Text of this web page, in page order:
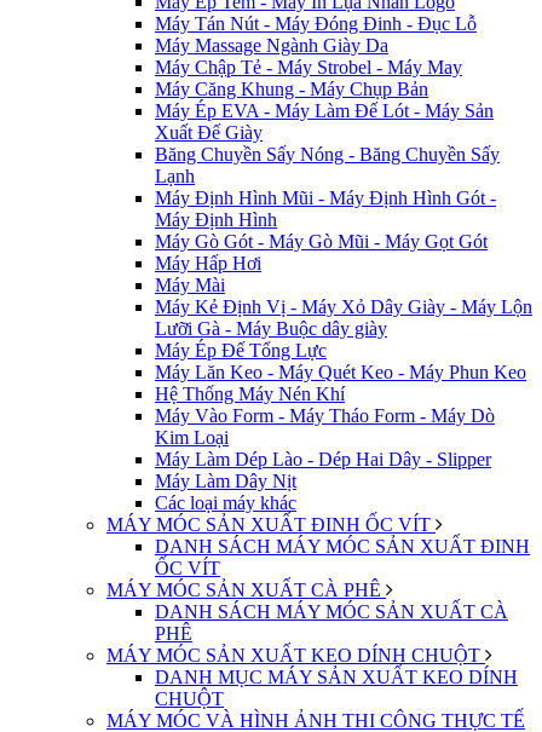
Máy Tán Nút - Máy Đóng Đinh - Đục Lỗ
Máy Massage Ngành Giày Da
Máy Chập Tẻ - Máy Strobel - Máy May
Máy Căng Khung - Máy Chụp Bản
Máy Ép EVA - Máy Làm Đế Lót - Máy Sản
Xuất Đế Giày
Băng Chuyền Sấy Nóng - Băng Chuyền Sấy
Lạnh
Máy Định Hình Mũi - Máy Định Hình Gót -
Máy Định Hình
Máy Gò Gót - Máy Gò Mũi - Máy Gọt Gót
Máy Hấp Hơi
Máy Mài
Máy Kẻ Định Vị - Máy Xỏ Dây Giày - Máy Lộn
Lưỡi Gà - Máy Buộc dây giày
Máy Ép Đế Tổng Lực
Máy Lăn Keo - Máy Quét Keo - Máy Phun Keo
Hệ Thống Máy Nén Khí
Máy Vào Form - Máy Tháo Form - Máy Dò
Kim Loại
Máy Làm Dép Lào - Dép Hai Dây - Slipper
Máy Làm Dây Nịt
Các loại máy khác
MÁY MÓC SẢN XUẤT ĐINH ỐC VÍT
DANH SÁCH MÁY MÓC SẢN XUẤT ĐINH
ỐC VÍT
MÁY MÓC SẢN XUẤT CÀ PHÊ
DANH SÁCH MÁY MÓC SẢN XUẤT CÀ
PHÊ
MÁY MÓC SẢN XUẤT KEO DÍNH CHUỘT
DANH MỤC MÁY SẢN XUẤT KEO DÍNH
CHUỘT
MÁY MÓC VÀ HÌNH ẢNH THI CÔNG THỰC TẾ